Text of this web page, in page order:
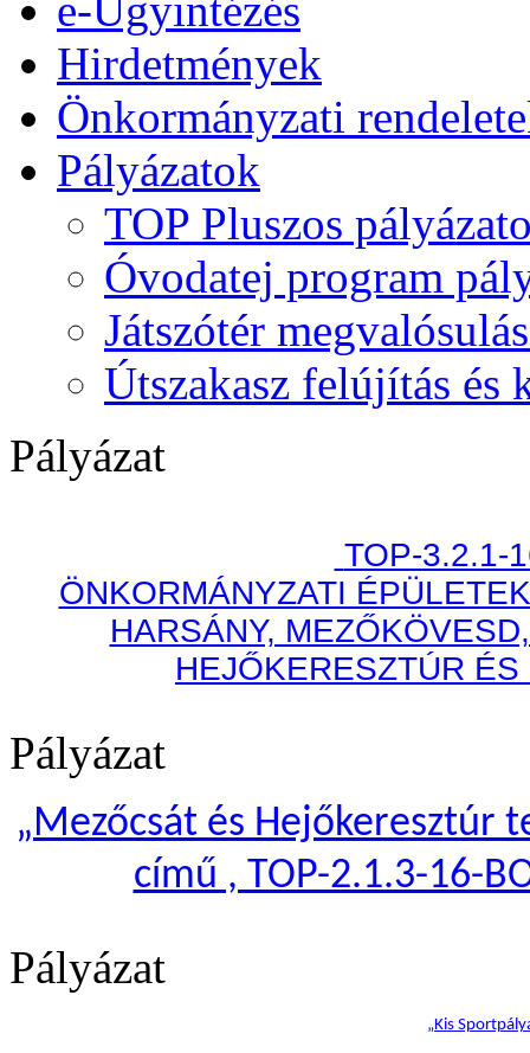
Hirdetmények
Önkormányzati
Pályázatok
TOP Pluszos
Óvodatej program
Játszótér
Útszakasz felújítás és
Pályázat
TOP-3.2.1-
ÖNKORMÁNYZATI
HARSÁNY,
HEJŐKERESZTÚR
Pályázat
„Mezőcsát és Hejőkeresztúr
című , TOP-2.1.3-16-
Pályázat
„Kis